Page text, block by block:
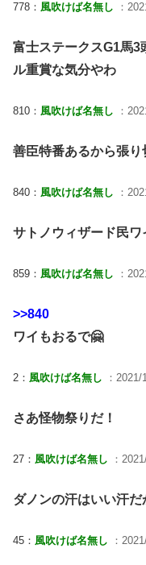
778： 風吹けば名無し ：
富士ステークスG1馬3
ル重賞な気分やわ
810： 風吹けば名無し ：
善臣特番あるから張
840： 風吹けば名無し ：
サトノウィザード民ワ
859： 風吹けば名無し ：
>>840
ワイもおるで🤗
2： 風吹けば名無し ：
さあ怪物祭りだ！
27： 風吹けば名無し ：
ダノンの汗はいい汗だ
45： 風吹けば名無し ：